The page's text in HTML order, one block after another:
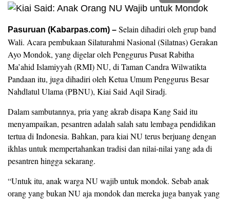
Pasuruan (Kabarpas.com) – Selain dihadiri oleh grup band
Wali. Acara pembukaan Silaturahmi Nasional (Silatnas) Gerakan
Ayo Mondok, yang digelar oleh Penggurus Pusat Rabitha
Ma’ahid Islamiyyah (RMI) NU, di Taman Candra Wilwatikta
Pandaan itu, juga dihadiri oleh Ketua Umum Penggurus Besar
Nahdlatul Ulama (PBNU), Kiai Said Aqil Siradj.
Dalam sambutannya, pria yang akrab disapa Kang Said itu
menyampaikan, pesantren adalah salah satu lembaga pendidikan
tertua di Indonesia. Bahkan, para kiai NU terus berjuang dengan
ikhlas untuk mempertahankan tradisi dan nilai-nilai yang ada di
pesantren hingga sekarang.
“Untuk itu, anak warga NU wajib untuk mondok. Sebab anak
orang yang bukan NU aja mondok dan mereka juga banyak yang